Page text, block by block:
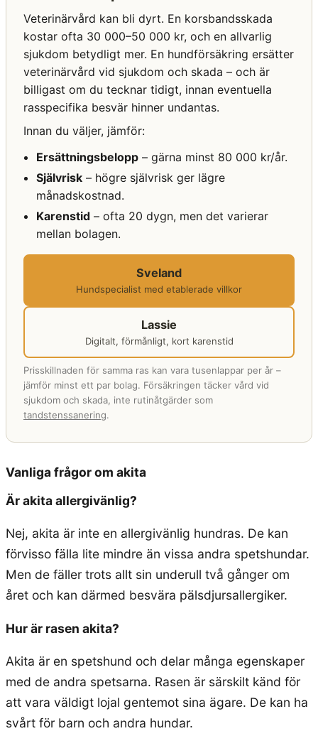
Veterinärvård kan bli dyrt. En korsbandsskada
kostar ofta 30 000–50 000 kr, och en allvarlig
sjukdom betydligt mer. En hundförsäkring ersätter
veterinärvård vid sjukdom och skada – och är
billigast om du tecknar tidigt, innan eventuella
rasspecifika besvär hinner undantas.
Innan du väljer, jämför:
Ersättningsbelopp– gärna minst 80 000 kr/år.
Självrisk– högre självrisk ger lägre
månadskostnad.
Karenstid– ofta 20 dygn, men det varierar
mellan bolagen.
Sveland
Hundspecialist med etablerade villkor
Lassie
Digitalt, förmånligt, kort karenstid
Prisskillnaden för samma ras kan vara tusenlappar per år –
jämför minst ett par bolag. Försäkringen täcker vård vid
sjukdom och skada, inte rutinåtgärder som
tandstenssanering.
Vanliga frågor om akita
Är akita allergivänlig?
Nej, akita är inte en allergivänlig hundras. De kan
förvisso fälla lite mindre än vissa andra spetshundar.
Men de fäller trots allt sin underull två gånger om
året och kan därmed besvära pälsdjursallergiker.
Hur är rasen akita?
Akita är en spetshund och delar många egenskaper
med de andra spetsarna. Rasen är särskilt känd för
att vara väldigt lojal gentemot sina ägare. De kan ha
svårt för barn och andra hundar.